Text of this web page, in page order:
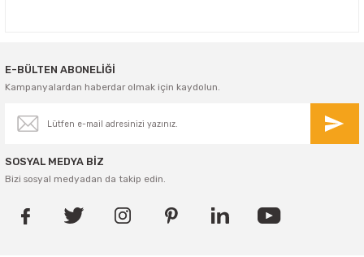
E-BÜLTEN ABONELİĞİ
Kampanyalardan haberdar olmak için kaydolun.
SOSYAL MEDYA BİZ
Bizi sosyal medyadan da takip edin.